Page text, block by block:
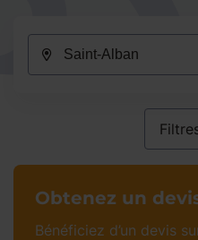
Obtenez un
Bénéficiez d’un devis